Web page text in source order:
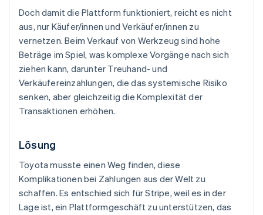
Doch damit die Plattform funktioniert, reicht es nicht
aus, nur Käufer/innen und Verkäufer/innen zu
vernetzen. Beim Verkauf von Werkzeug sind hohe
Beträge im Spiel, was komplexe Vorgänge nach sich
ziehen kann, darunter Treuhand- und
Verkäufereinzahlungen, die das systemische Risiko
senken, aber gleichzeitig die Komplexität der
Transaktionen erhöhen.
Lösung
Toyota musste einen Weg finden, diese
Komplikationen bei Zahlungen aus der Welt zu
schaffen. Es entschied sich für Stripe, weil es in der
Lage ist, ein Plattformgeschäft zu unterstützen, das